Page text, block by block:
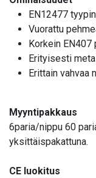
EN12477
Vuorattu
Korkein EN407
Erityisesti
Erittain vahvaa
Myyntipakkaus
6paria/nippu 60
yksittäispakattuna.
CE luokitus